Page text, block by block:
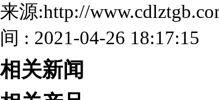
来源:http://
间 : 2021-04-26 18:17:15
相关新闻